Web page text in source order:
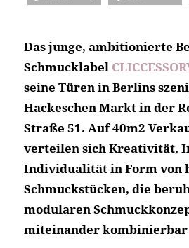
Das junge, ambitionierte
Schmucklabel
seine Türen in Berlins
Hackeschen Markt in der
Straße 51. Auf 40m2
verteilen sich Kreativität,
Individualität in Form von
Schmuckstücken, die
modularen
miteinander kombinierbar